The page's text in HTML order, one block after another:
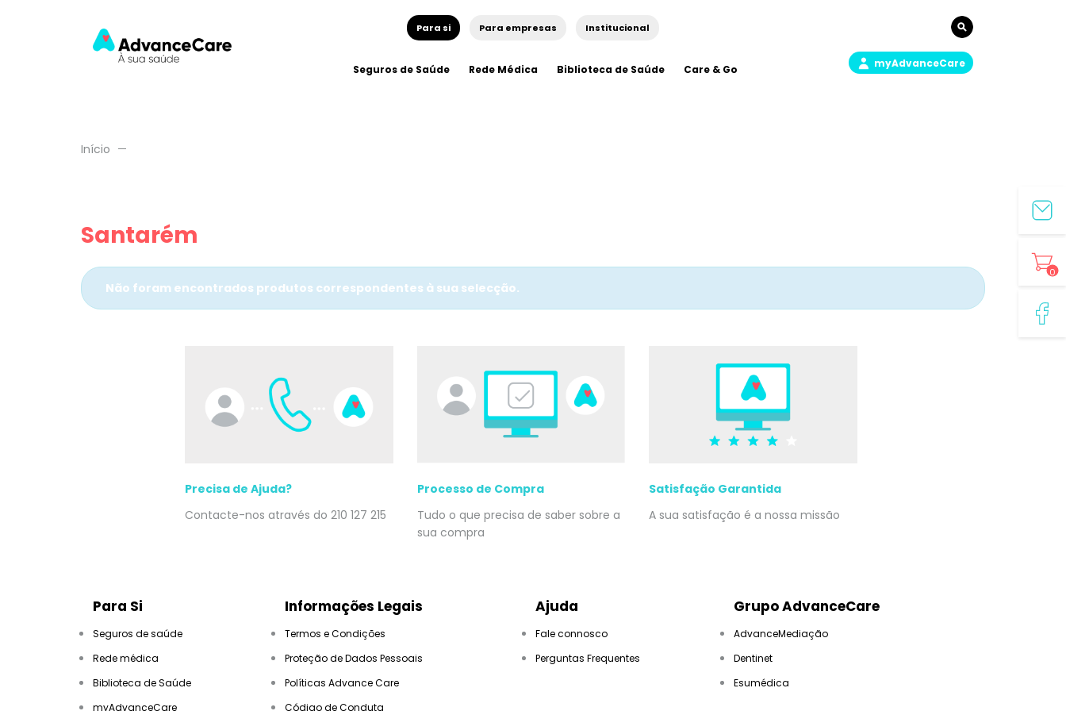
Para si Para empresas Institucional
Seguros de Saúde Rede Médica Biblioteca de Saúde Care & Go myAdvanceCare
Início
Santarém
Não foram encontrados produtos correspondentes à sua selecção.
Precisa de Ajuda?
Contacte-nos através do 210 127 215
Processo de Compra
Tudo o que precisa de saber sobre a
sua compra
Satisfação Garantida
A sua satisfação é a nossa missão
Para Si
Seguros de saúde
Rede médica
Biblioteca de Saúde
myAdvanceCare
Informações Legais
Termos e Condições
Proteção de Dados Pessoais
Políticas Advance Care
Código de Conduta
Ajuda
Fale connosco
Perguntas Frequentes
Grupo AdvanceCare
AdvanceMediação
Dentinet
Esumédica
0